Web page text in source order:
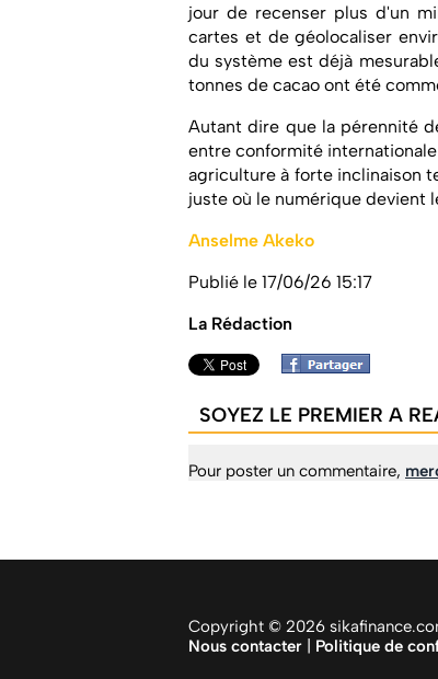
jour de recenser plus d'un
cartes et de géolocaliser
du système est déjà
tonnes de cacao ont été
Autant dire que la pérennité
entre conformité
agriculture à forte inclinaison
juste où le numérique devient
Anselme Akeko
Publié le 17/06/26 15:17
La Rédaction
SOYEZ LE PREMIER A
Pour poster un commentaire,
Copyright © 2026
Nous contacter
Politique de